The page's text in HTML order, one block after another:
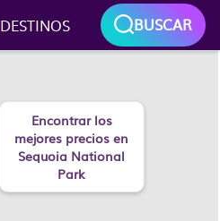
DESTINOS BUSCAR
Encontrar los
mejores precios en
Sequoia National
Park